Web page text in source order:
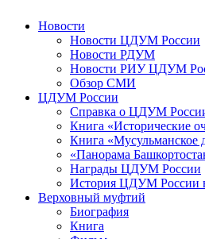
Новости
Новости ЦДУМ России
Новости РДУМ
Новости РИУ ЦДУМ
Обзор СМИ
ЦДУМ России
Справка о ЦДУМ
Книга «Исторические
Книга «Мусульманское
«Панорама
Награды ЦДУМ России
История ЦДУМ России
Верховный муфтий
Биография
Книга